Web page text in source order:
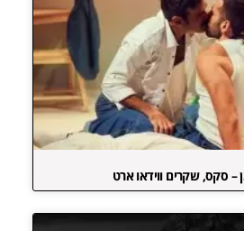
– סקס, שקרים ווידאו ארט